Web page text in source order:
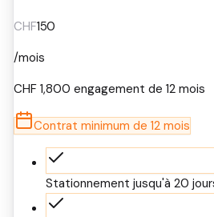
CHF150
/mois
CHF 1,800 engagement de 12 mois
Contrat minimum de 12 mois
Stationnement jusqu'à 20